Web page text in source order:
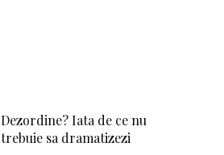
Dezordine? Iata de ce nu
trebuie sa dramatizezi